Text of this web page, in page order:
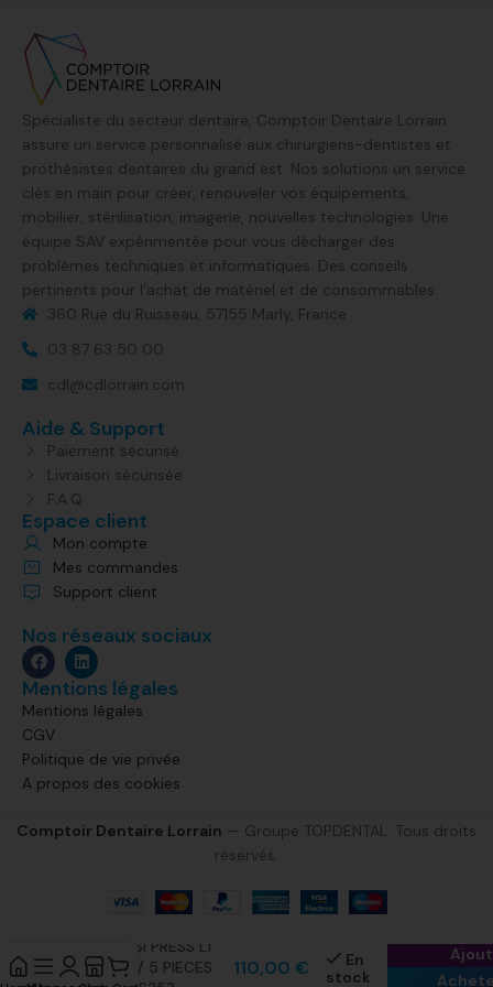
Spécialiste du secteur dentaire, Comptoir Dentaire Lorrain
assure un service personnalisé aux chirurgiens-dentistes et
prothésistes dentaires du grand est. Nos solutions un service
clés en main pour créer, renouveler vos équipements,
mobilier, stérilisation, imagerie, nouvelles technologies. Une
équipe SAV expérimentée pour vous décharger des
problèmes techniques et informatiques. Des conseils
pertinents pour l’achat de matériel et de consommables.
360 Rue du Ruisseau, 57155 Marly, France​
03 87 63 50 00
cdl@cdlorrain.com
Aide & Support
Paiement sécurisé
Livraison sécurisée
F.A.Q
Espace client
Mon compte
Mes commandes
Support client
Nos réseaux sociaux
Mentions légales
Mentions légales
CGV
Politique de vie privée
A propos des cookies
Comptoir Dentaire Lorrain — Groupe TOPDENTAL. Tous droits
réservés.
INITIAL LISI PRESS LT
A3.5 3GR/ 5 PIECES
110,00 €
En
stock